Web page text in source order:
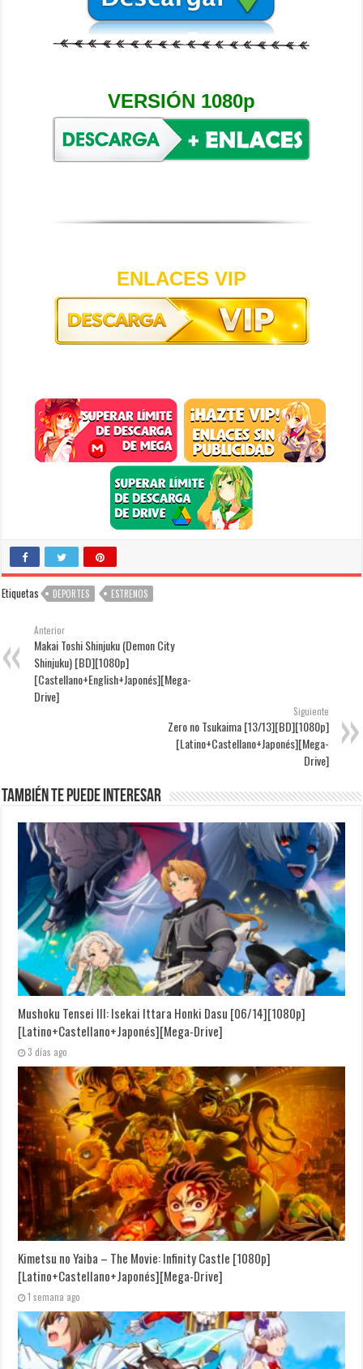
VERSIÓN 1080p
ENLACES VIP
Etiquetas DEPORTES ESTRENOS
Anterior
Makai Toshi Shinjuku (Demon City
Shinjuku) [BD][1080p]
[Castellano+English+Japonés][Mega-
Drive]
Siguiente
Zero no Tsukaima [13/13][BD][1080p]
[Latino+Castellano+Japonés][Mega-
Drive]
También te puede interesar
Mushoku Tensei III: Isekai Ittara Honki Dasu [06/14][1080p]
[Latino+Castellano+Japonés][Mega-Drive]
3 días ago
Kimetsu no Yaiba – The Movie: Infinity Castle [1080p]
[Latino+Castellano+Japonés][Mega-Drive]
1 semana ago